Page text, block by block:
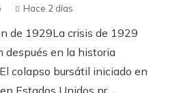
Hace 2 días
de 1929La crisis de 1929
después en la historia
colapso bursátil iniciado en